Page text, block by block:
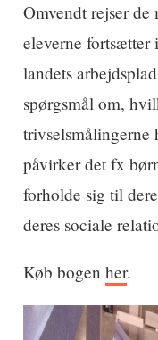
Omvendt rejser de
eleverne fortsætter
landets
spørgsmål om,
trivselsmålingerne
påvirker det fx
forholde sig til
deres sociale
Køb bogen her.